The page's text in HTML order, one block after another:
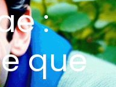
:
que